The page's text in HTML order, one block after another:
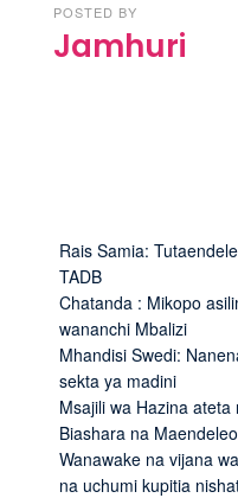
POSTED BY
Jamhuri
Rais Samia:
TADB
Chatanda : Mikopo
wananchi Mbalizi
Mhandisi Swedi:
sekta ya madini
Msajili wa Hazina
Biashara na Maendeleo
Wanawake na vijana
na uchumi kupitia